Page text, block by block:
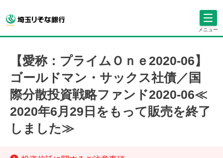
メニュー
【愛称：プライムＯｎｅ2020-06】
ゴールドマン・サックス社債／国
際分散投資戦略ファンド2020-06≪
2020年6月29日をもって販売を終了
しました≫